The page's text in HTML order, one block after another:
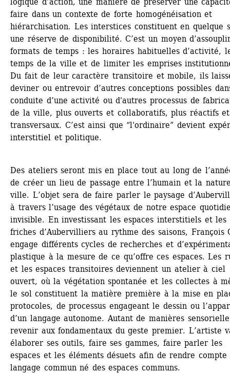
faire dans un contexte de forte homogénéisation et
hiérarchisation. Les interstices constituent en quelque
une réserve de disponibilité. C’est un moyen
formats de temps : les horaires habituelles d’activité,
temps de la ville et de limiter les emprises
Du fait de leur caractère transitoire et mobile, ils
deviner ou entrevoir d’autres conceptions possibles
conduite d’une activité ou d'autres processus de
de la ville, plus ouverts et collaboratifs, plus réactifs et
transversaux. C’est ainsi que “l'ordinaire” devient
interstitiel et politique.
Des ateliers seront mis en place tout au long de
de créer un lieu de passage entre l’humain et la
ville. L’objet sera de faire parler le paysage
à travers l’usage des végétaux de notre espace
invisible. En investissant les espaces interstitiels et les
friches d’Aubervilliers au rythme des saisons, François
engage différents cycles de recherches et
plastique à la mesure de ce qu’offre ces espaces. Les
et les espaces transitoires deviennent un atelier à ciel
ouvert, où la végétation spontanée et les collectes à
le sol constituent la matière première à la mise en
protocoles, de processus engageant le dessin ou
d’un langage autonome. Autant de manières
revenir aux fondamentaux du geste premier. L’artiste
élaborer ses outils, faire ses gammes, faire parler les
espaces et les éléments désuets afin de rendre compte
langage commun né des espaces communs.